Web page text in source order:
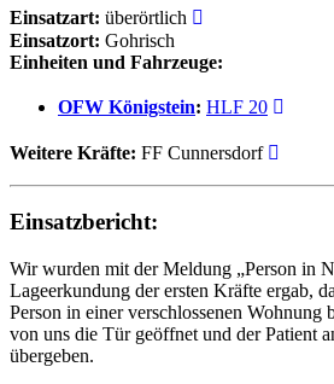
Einsatzart: überörtlich
Einsatzort: Gohrisch
Einheiten und Fahrzeuge:
OFW Königstein: HLF 20
Weitere Kräfte: FF Cunnersdorf
Einsatzbericht:
Wir wurden mit der Meldung „Person in
Lageerkundung der ersten Kräfte ergab,
Person in einer verschlossenen
von uns die Tür geöffnet und der Patient
übergeben.